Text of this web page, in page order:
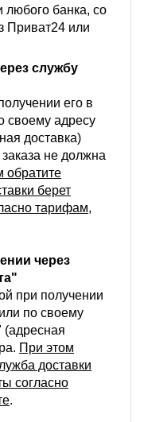
любого банка, со
Приват24 или
службу
его в
своему адресу
доставка)
не должна
обратите
берет
тарифам,
через
при получении
по своему
(адресная
При этом
доставки
согласно
.